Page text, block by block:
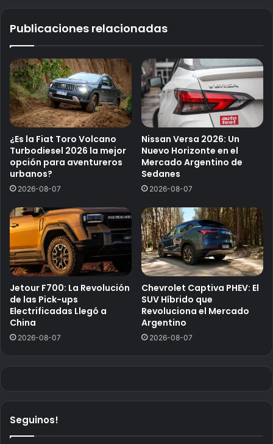
Publicaciones relacionadas
¿Es la Fiat Toro Volcano
Turbodiesel 2026 la mejor
opción para aventureros
urbanos?
2026-08-07
Nissan Versa 2026: Un
Nuevo Horizonte en el
Mercado Argentino de
Sedanes
2026-08-07
Jetour F700: La Revolución
de las Pick-ups
Electrificadas Llegó a
China
2026-08-07
Chevrolet Captiva PHEV: El
SUV Híbrido que
Revoluciona el Mercado
Argentino
2026-08-07
Seguinos!